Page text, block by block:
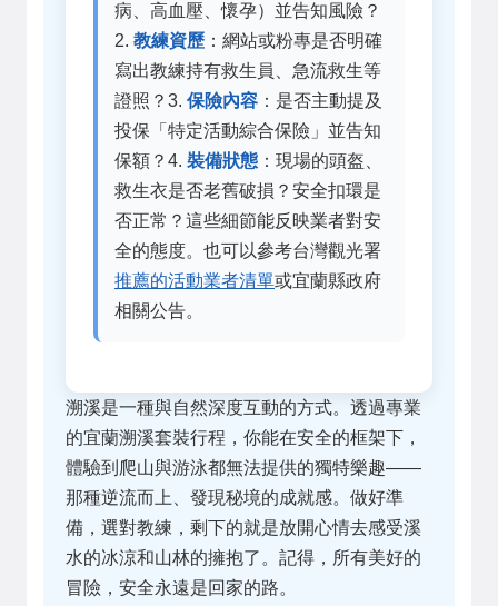
病、高血壓、懷孕）並告知風險？
2. 教練資歷 ：網站或粉專是否明確
寫出教練持有救生員、急流救生等
證照？3. 保險內容 ：是否主動提及
投保「特定活動綜合保險」並告知
保額？4. 裝備狀態 ：現場的頭盔、
救生衣是否老舊破損？安全扣環是
否正常？這些細節能反映業者對安
全的態度。也可以參考台灣觀光署
推薦的活動業者清單或宜蘭縣政府
相關公告。
溯溪是一種與自然深度互動的方式。透過專業
的宜蘭溯溪套裝行程，你能在安全的框架下，
體驗到爬山與游泳都無法提供的獨特樂趣——
那種逆流而上、發現秘境的成就感。做好準
備，選對教練，剩下的就是放開心情去感受溪
水的冰涼和山林的擁抱了。記得，所有美好的
冒險，安全永遠是回家的路。